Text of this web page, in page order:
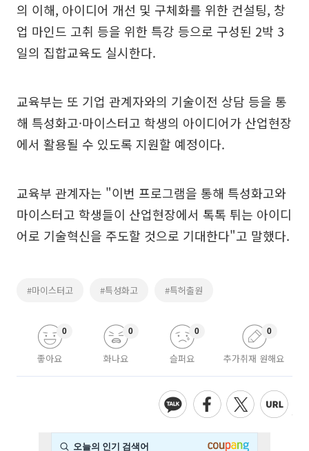
의 이해, 아이디어 개선 및 구체화를 위한 컨설팅, 창
업 마인드 고취 등을 위한 특강 등으로 구성된 2박 3
일의 집합교육도 실시한다.
교육부는 또 기업 관계자와의 기술이전 상담 등을 통
해 특성화고·마이스터고 학생의 아이디어가 산업현장
에서 활용될 수 있도록 지원할 예정이다.
교육부 관계자는 "이번 프로그램을 통해 특성화고와
마이스터고 학생들이 산업현장에서 톡톡 튀는 아이디
어로 기술혁신을 주도할 것으로 기대한다"고 말했다.
#마이스터고 #특성화고 #특허출원
좋아요
0
화나요
0
슬퍼요
0
추가취재 원해요
0